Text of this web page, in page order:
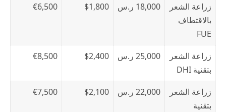
زراعة الشعر
بالاقتطاف
FUE
18,000 ر.س $1,800
€6,500
زراعة الشعر
بتقنية DHI
25,000 ر.س $2,400
€8,500
زراعة الشعر
بتقنية
22,000 ر.س $2,100
€7,500